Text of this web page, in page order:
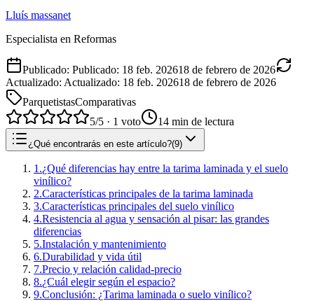
Lluís massanet
Especialista en Reformas
Publicado: Publicado: 18 feb. 202618 de febrero de 2026
Actualizado: Actualizado: 18 feb. 202618 de febrero de 2026
ParquetistasComparativas
5/5 · 1 voto 14 min de lectura
¿Qué encontrarás en este artículo?(9)
1 .¿Qué diferencias hay entre la tarima laminada y el suelo
vinílico?
2.Características principales de la tarima laminada
3.Características principales del suelo vinílico
4.Resistencia al agua y sensación al pisar: las grandes
diferencias
5.Instalación y mantenimiento
6.Durabilidad y vida útil
7.Precio y relación calidad-precio
8.¿Cuál elegir según el espacio?
9.Conclusión: ¿Tarima laminada o suelo vinílico?